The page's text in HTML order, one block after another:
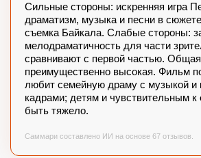
Сильные стороны: искренняя игра
драматизм, музыка и песни в
съемка Байкала. Слабые стороны:
мелодраматичность для части
сравнивают с первой частью.
преимущественно высокая. Фильм
любит семейную драму с музыкой и
кадрами; детям и чувствительным
быть тяжело.
Саммари составлено ИИ на основе 67 отзывов.